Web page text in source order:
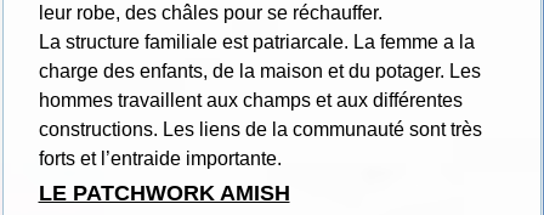
leur robe, des châles pour se réchauffer.
La structure familiale est patriarcale. La femme a la
charge des enfants, de la maison et du potager. Les
hommes travaillent aux champs et aux différentes
constructions. Les liens de la communauté sont très
forts et l’entraide importante.
LE PATCHWORK AMISH